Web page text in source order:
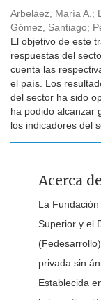
Arbeláez, María A.;
Gómez, Santiago;
El objetivo de este
respuestas del
cuenta las
el país. Los
del sector ha sido
ha podido alcanzar
los indicadores del
Acerca
La
Superior y el
privada sin
Establecida